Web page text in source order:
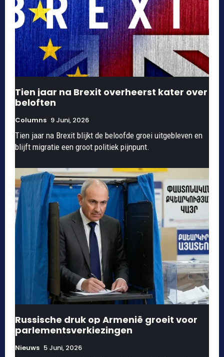
Tien jaar na Brexit overheerst kater over
beloften
Columns 9 Juni, 2026
Tien jaar na Brexit blijkt de beloofde groei uitgebleven en
blijft migratie een groot politiek pijnpunt.
Russische druk op Armenië groeit voor
parlementsverkiezingen
Nieuws 5 Juni, 2026